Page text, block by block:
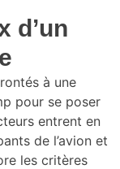
d’un
à une
pour se poser
entrent en
de l’avion et
les critères